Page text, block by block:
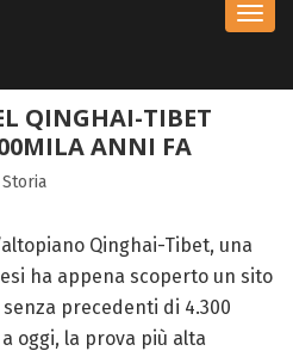
QINGHAI-TIBET
ANNI FA
Storia
Qinghai-Tibet, una
ha appena scoperto un sito
precedenti di 4.300
oggi, la prova più alta